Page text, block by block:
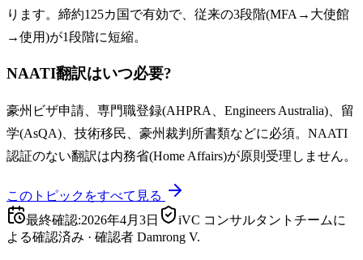
ります。締約125カ国で有効で、従来の3段階(MFA→大使館
→使用)が1段階に短縮。
NAATI翻訳はいつ必要?
豪州ビザ申請、専門職登録(AHPRA、Engineers Australia)、留
学(AsQA)、技術移民、豪州裁判所書類などに必須。NAATI
認証のない翻訳は内務省(Home Affairs)が原則受理しません。
このトピックをすべて見る
最終確認:2026年4月3日
iVC コンサルタントチームに
よる確認済み · 確認者 Damrong V.